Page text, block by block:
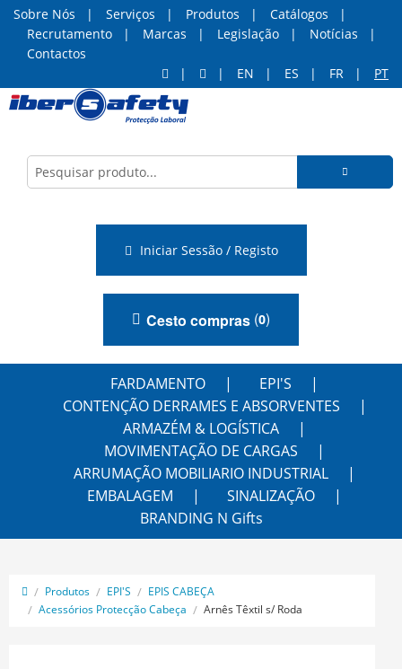
Sobre Nós Serviços Produtos
Catálogos
Recrutamento
Marcas Legislação
Notícias
Contactos
EN
ES FR PT
Iniciar Sessão / Registo
Cesto compras (0)
FARDAMENTO
EPI'S
CONTENÇÃO DERRAMES E ABSORVENTES
ARMAZÉM & LOGÍSTICA
MOVIMENTAÇÃO DE CARGAS
ARRUMAÇÃO MOBILIARIO INDUSTRIAL
EMBALAGEM
SINALIZAÇÃO
BRANDING N Gifts
Produtos EPI'S
EPIS CABEÇA
Acessórios Protecção Cabeça
Arnês Têxtil s/ Roda